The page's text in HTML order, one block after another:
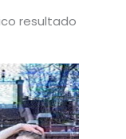
resultado